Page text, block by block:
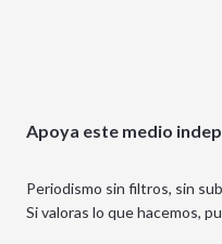
Apoya este medio
Periodismo sin filtros, sin
Si valoras lo que hacemos,